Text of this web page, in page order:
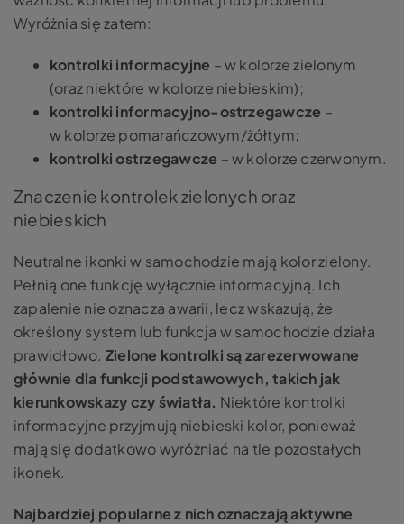
Wyróżnia się zatem:
kontrolki informacyjne – w kolorze zielonym
(oraz niektóre w kolorze niebieskim);
kontrolki informacyjno-ostrzegawcze –
w kolorze pomarańczowym/żółtym;
kontrolki ostrzegawcze – w kolorze czerwonym.
Znaczenie kontrolek zielonych oraz
niebieskich
Neutralne ikonki w samochodzie mają kolor zielony.
Pełnią one funkcję wyłącznie informacyjną. Ich
zapalenie nie oznacza awarii, lecz wskazują, że
określony system lub funkcja w samochodzie działa
prawidłowo. Zielone kontrolki są zarezerwowane
głównie dla funkcji podstawowych, takich jak
kierunkowskazy czy światła. Niektóre kontrolki
informacyjne przyjmują niebieski kolor, ponieważ
mają się dodatkowo wyróżniać na tle pozostałych
ikonek.
Najbardziej popularne z nich oznaczają aktywne